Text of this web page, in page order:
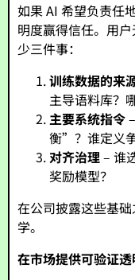
如果 AI 希望负责任
明度赢得信任。用
少三件事：
训练数据的来
主导语料库？
主要系统指令
衡”？谁定义
对齐治理– 谁
奖励模型？
在公司披露这些基
学。
在市场提供可验证透